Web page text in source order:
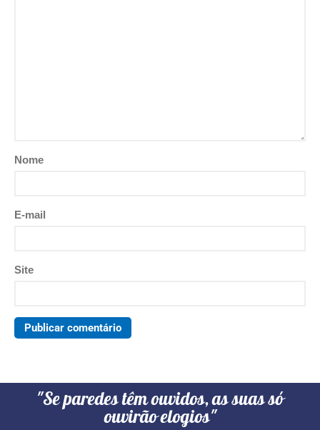
Nome
E-mail
Site
"Se paredes têm ouvidos, as suas só
ouvirão elogios"